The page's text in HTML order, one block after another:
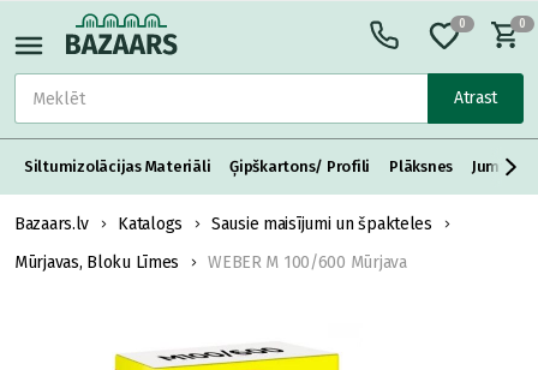
Atrast
0 0
Siltumizolācijas Materiāli Ģipškartons/ Profili Plāksnes Jumta
Bazaars.lv Katalogs
Sausie maisījumi un špakteles
Mūrjavas, Bloku Līmes
WEBER M 100/600 Mūrjava